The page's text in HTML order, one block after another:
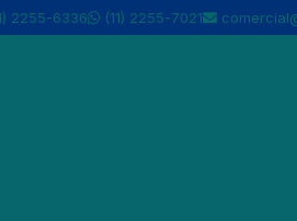
2255-6336 (11) 2255-7021